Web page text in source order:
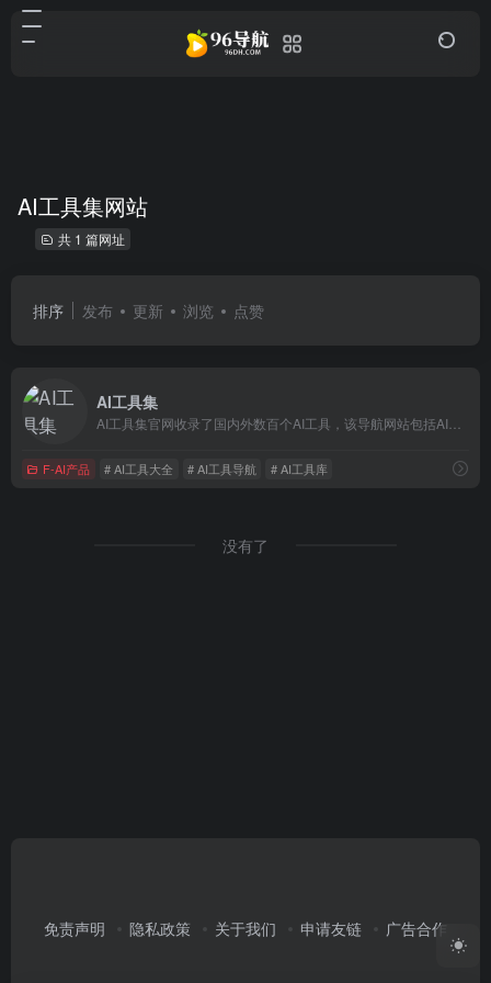
AI工具集网站
共 1 篇网址
排序 发布 更新 浏览 点赞
AI工具集
F-AI产品 # AI工具大全 # AI工具导航 # AI工具库
没有了
免责声明 隐私政策 关于我们 申请友链 广告合作